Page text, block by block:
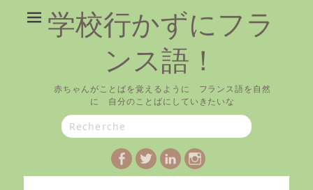
学校行かずにフラ
ンス語！
赤ちゃんがことばを覚えるように フランス語を自然
に 自分のことばにしていきたいな
Search
for:
Facebook
TwitterLinkedIn
Instagram